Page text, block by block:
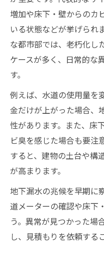
増加や床下・壁からのカ
いる状態などが挙げられ
な都市部では、老朽化し
ケースが多く、日常的な
す。
例えば、水道の使用量を
金だけが上がった場合、
性があります。また、床
ビ臭を感じた場合も要注
すると、建物の土台や構
が高まります。
地下漏水の兆候を早期に
道メーターの確認や床下
う。異常が見つかった場
し、見積もりを依頼する